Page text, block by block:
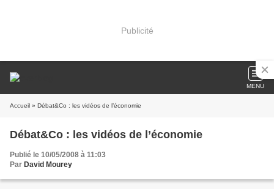
Publicité
MENU
Accueil » Débat&Co : les vidéos de l’économie
Débat&Co : les vidéos de l’économie
Publié le 10/05/2008 à 11:03
Par David Mourey